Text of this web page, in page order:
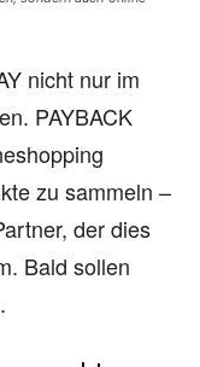
nicht nur im
PAYBACK
zu sammeln –
der dies
Bald sollen